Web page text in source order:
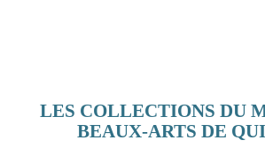
LES COLLECTIONS DU
BEAUX-ARTS DE